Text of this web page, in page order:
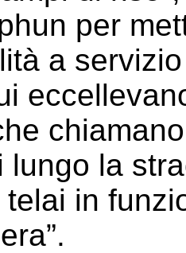
per
a
lungo la
in